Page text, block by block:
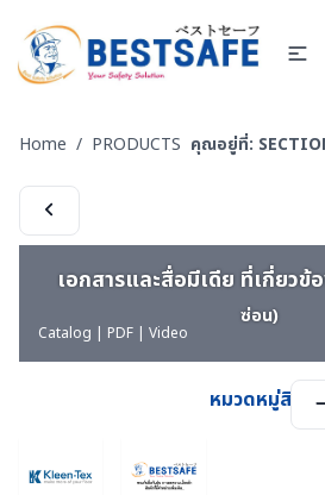
Home / PRODUCTS คุณอยู่ที่: SECTION 49 ANTI-SLIP
เอกสารและสื่อมีเดีย ที่เกี่ยวข้
ซ่อน)
Catalog | PDF | Video
หมวดหมู่สินค้า